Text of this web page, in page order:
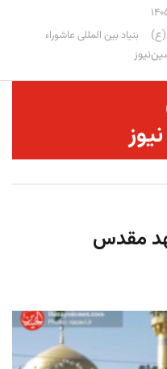
بنیاد بین المللی عاشوراء
مقدس